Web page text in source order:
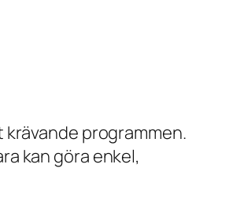
programmen.
kan göra enkel,